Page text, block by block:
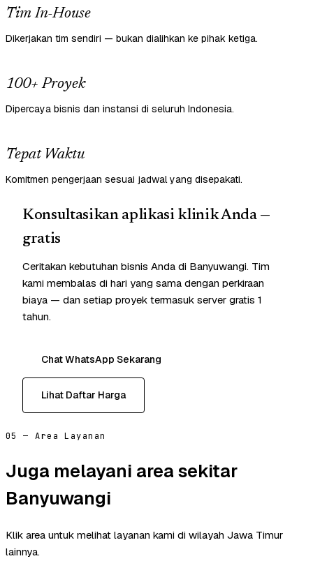
Tim In-House
Dikerjakan tim sendiri — bukan dialihkan ke pihak ketiga.
100+ Proyek
Dipercaya bisnis dan instansi di seluruh Indonesia.
Tepat Waktu
Komitmen pengerjaan sesuai jadwal yang disepakati.
Konsultasikan aplikasi klinik Anda —
gratis
Ceritakan kebutuhan bisnis Anda di Banyuwangi. Tim
kami membalas di hari yang sama dengan perkiraan
biaya — dan setiap proyek termasuk server gratis 1
tahun.
Chat WhatsApp Sekarang
Lihat Daftar Harga
05 — Area Layanan
Juga melayani area sekitar
Banyuwangi
Klik area untuk melihat layanan kami di wilayah Jawa Timur
lainnya.